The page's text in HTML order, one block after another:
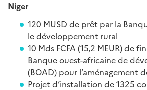
Niger
120 MUSD de prêt par la
le développement rural
10 Mds FCFA (15,2 MEUR) de
Banque ouest-africaine de
(BOAD) pour l’aménagement
Projet d’installation de 1325